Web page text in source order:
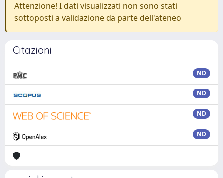
Attenzione! I dati visualizzati non sono stati
sottoposti a validazione da parte dell'ateneo
Citazioni
ND
ND
ND
ND